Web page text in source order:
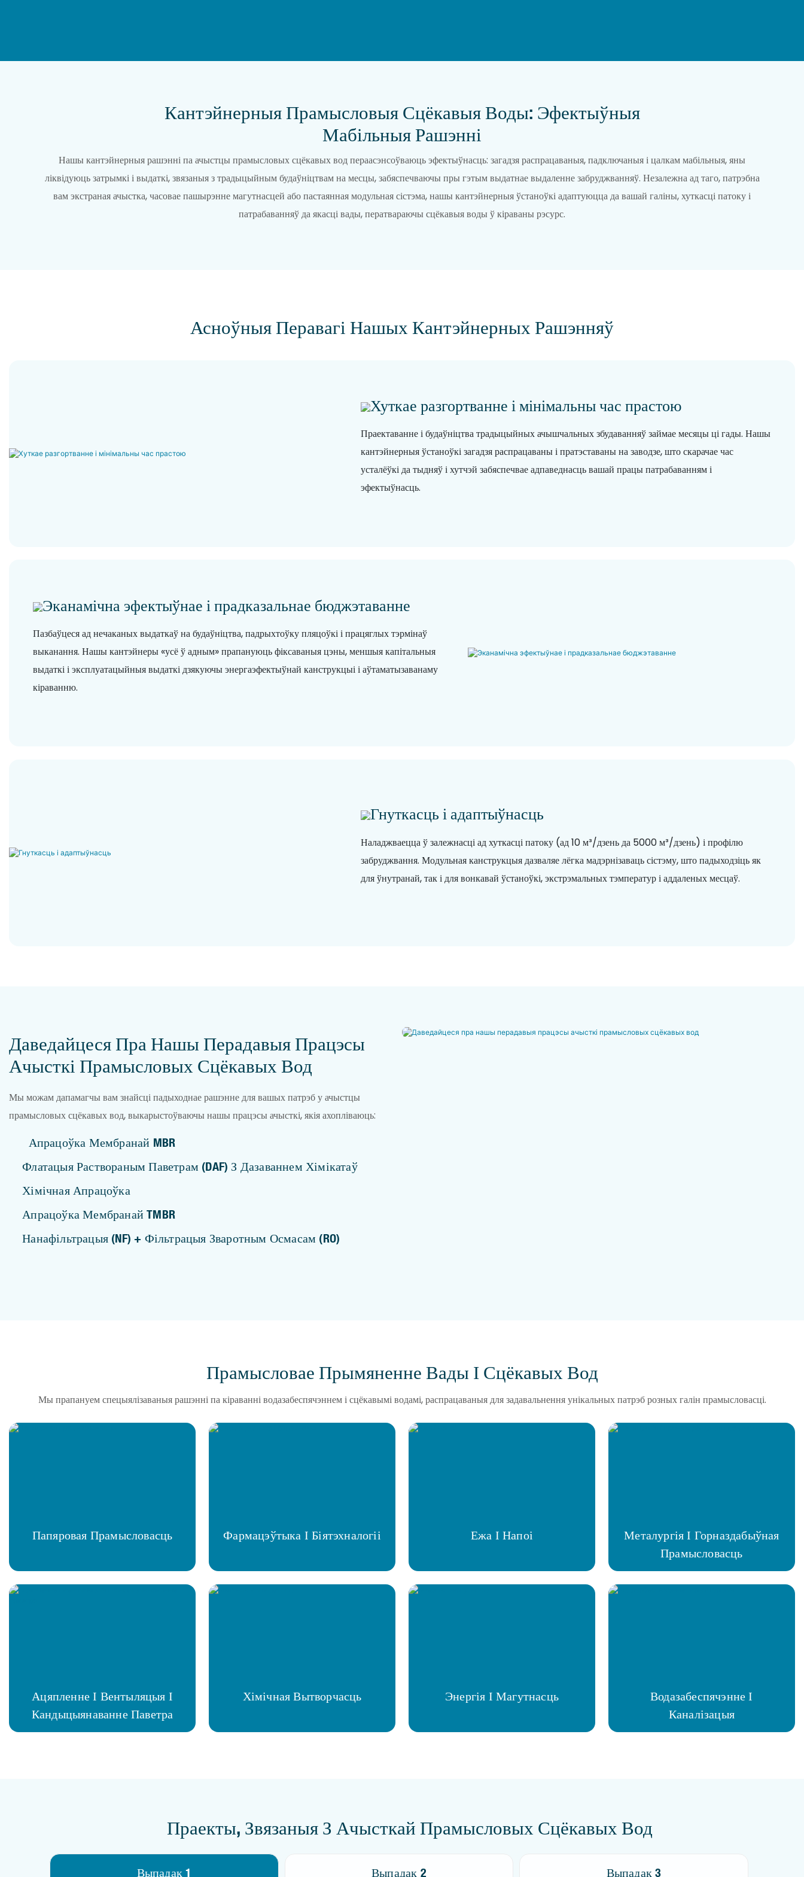
Кантэйнерныя Прамысловыя Сцёкавыя Воды: Эфектыўныя
Мабільныя Рашэнні
Нашы кантэйнерныя рашэнні па ачыстцы прамысловых сцёкавых вод пераасэнсоўваюць эфектыўнасць: загадзя распрацаваныя, падключаныя і цалкам мабільныя, яны
ліквідуюць затрымкі і выдаткі, звязаныя з традыцыйным будаўніцтвам на месцы, забяспечваючы пры гэтым выдатнае выдаленне забруджванняў. Незалежна ад таго, патрэбна
вам экстраная ачыстка, часовае пашырэнне магутнасцей або пастаянная модульная сістэма, нашы кантэйнерныя ўстаноўкі адаптуюцца да вашай галіны, хуткасці патоку і
патрабаванняў да якасці вады, ператвараючы сцёкавыя воды ў кіраваны рэсурс.
Асноўныя Перавагі Нашых Кантэйнерных Рашэнняў
Хуткае разгортванне і мінімальны час прастою
Праектаванне і будаўніцтва традыцыйных ачышчальных збудаванняў займае месяцы ці гады. Нашы
кантэйнерныя ўстаноўкі загадзя распрацаваны і пратэставаны на заводзе, што скарачае час
усталёўкі да тыдняў і хутчэй забяспечвае адпаведнасць вашай працы патрабаванням і
эфектыўнасць.
Эканамічна эфектыўнае і прадказальнае бюджэтаванне
Пазбаўцеся ад нечаканых выдаткаў на будаўніцтва, падрыхтоўку пляцоўкі і працяглых тэрмінаў
выканання. Нашы кантэйнеры «усё ў адным» прапануюць фіксаваныя цэны, меншыя капітальныя
выдаткі і эксплуатацыйныя выдаткі дзякуючы энергаэфектыўнай канструкцыі і аўтаматызаванаму
кіраванню.
Гнуткасць і адаптыўнасць
Наладжваецца ў залежнасці ад хуткасці патоку (ад 10 м³/дзень да 5000 м³/дзень) і профілю
забруджвання. Модульная канструкцыя дазваляе лёгка мадэрнізаваць сістэму, што падыходзіць як
для ўнутранай, так і для вонкавай ўстаноўкі, экстрэмальных тэмператур і аддаленых месцаў.
Даведайцеся Пра Нашы Перадавыя Працэсы
Ачысткі Прамысловых Сцёкавых Вод
Мы можам дапамагчы вам знайсці падыходнае рашэнне для вашых патрэб у ачыстцы
прамысловых сцёкавых вод, выкарыстоўваючы нашы працэсы ачысткі, якія ахопліваюць:
Апрацоўка Мембранай MBR
Флатацыя Раствораным Паветрам (DAF) З Дазаваннем Хімікатаў
Хімічная Апрацоўка
Апрацоўка Мембранай TMBR
Нанафільтрацыя (NF) + Фільтрацыя Зваротным Осмасам (RO)
Прамысловае Прымяненне Вады І Сцёкавых Вод
Мы прапануем спецыялізаваныя рашэнні па кіраванні водазабеспячэннем і сцёкавымі водамі, распрацаваныя для задавальнення унікальных патрэб розных галін прамысловасці.
Папяровая Прамысловасць Фармацэўтыка І Біятэхналогіі Ежа І Напоі
Металургія І Горназдабыўная
Прамысловасць
Ацяпленне І Вентыляцыя І
Кандыцыянаванне Паветра
Хімічная Вытворчасць Энергія І Магутнасць
Водазабеспячэнне І
Каналізацыя
Праекты, Звязаныя З Ачысткай Прамысловых Сцёкавых Вод
Выпадак 1 Выпадак 2 Выпадак 3